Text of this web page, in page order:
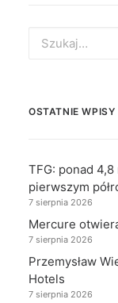
for:
OSTATNIE WPISY
TFG: ponad
pierwszym
7 sierpnia 2026
Mercure
7 sierpnia 2026
Przemysław
Hotels
7 sierpnia 2026